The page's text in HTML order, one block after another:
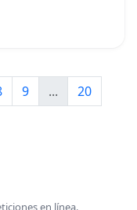
9 ...
20
en línea.